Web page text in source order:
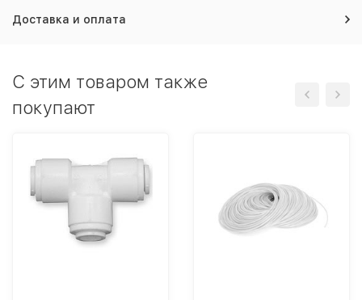
Доставка и оплата
C этим товаром также
покупают